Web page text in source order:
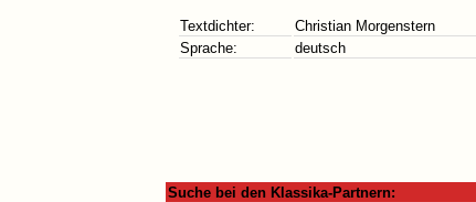
Textdichter:
Christian Morgenstern
Sprache:
deutsch
Suche bei den Klassika-Partnern: